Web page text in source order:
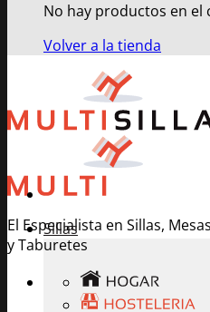
No hay productos en el
Volver a la tienda
El Especialista en Sillas, Mesas
y Taburetes
Sillas